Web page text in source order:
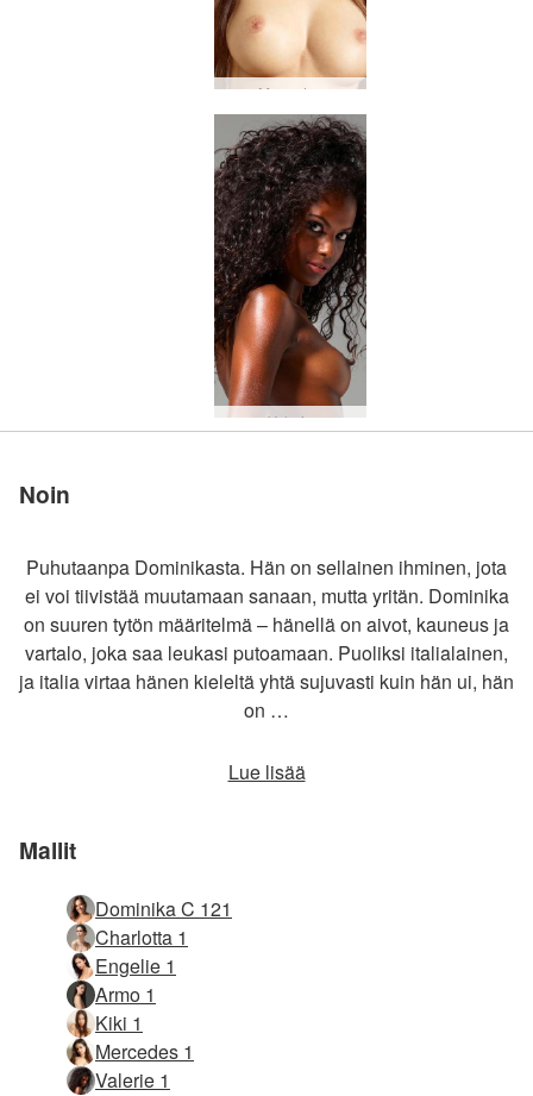
Mercedes
Valerie
Noin
Puhutaanpa Dominikasta. Hän on sellainen ihminen, jota
ei voi tiivistää muutamaan sanaan, mutta yritän. Dominika
on suuren tytön määritelmä – hänellä on aivot, kauneus ja
vartalo, joka saa leukasi putoamaan. Puoliksi italialainen,
ja italia virtaa hänen kieleltä yhtä sujuvasti kuin hän ui, hän
on …
Lue lisää
Mallit
Dominika C 121
Charlotta 1
Engelie 1
Armo 1
Kiki 1
Mercedes 1
Valerie 1